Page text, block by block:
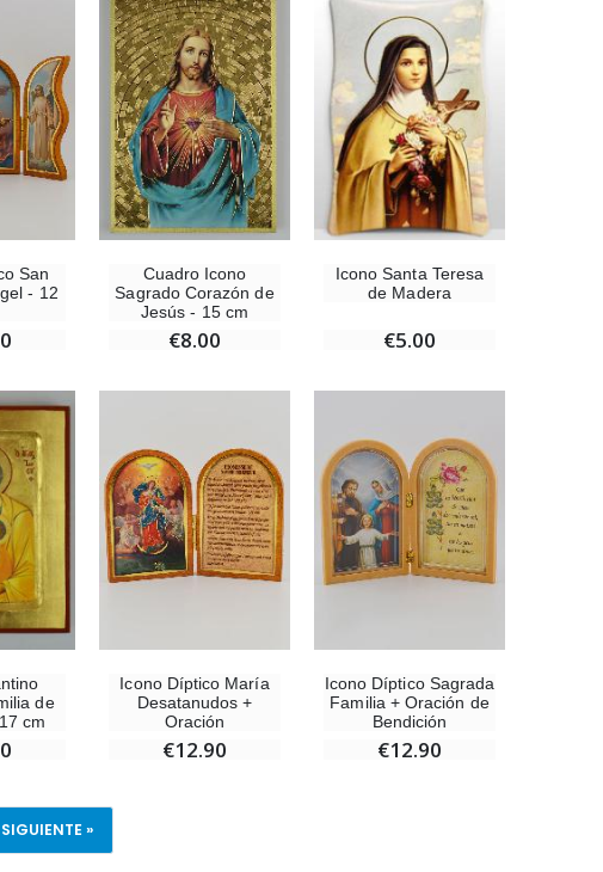
San
- 12
Cuadro Icono
Sagrado Corazón de
Jesús - 15 cm
€8.00
Icono Santa Teresa
de Madera
€5.00
de
cm
Icono Díptico María
Desatanudos +
Oración
€12.90
Icono Díptico Sagrada
Familia + Oración de
Bendición
€12.90
SIGUIENTE »